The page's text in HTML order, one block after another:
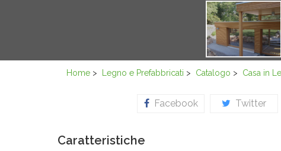
Home > Legno e Prefabbricati > Catalogo > Casa in
Facebook Twitter
Caratteristiche